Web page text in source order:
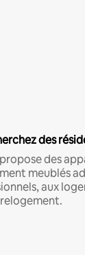
des
des
meublés
aux